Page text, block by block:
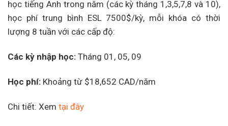
học tiếng Anh trong năm (các kỳ tháng 1,3,5,7,8 và 10),
học phí trung bình ESL 7500$/kỳ, mỗi khóa có thời
lượng 8 tuần với các cấp độ:
Các kỳ nhập học: Tháng 01, 05, 09
Học phí: Khoảng từ $18,652 CAD/năm
Chi tiết: Xem tại đây